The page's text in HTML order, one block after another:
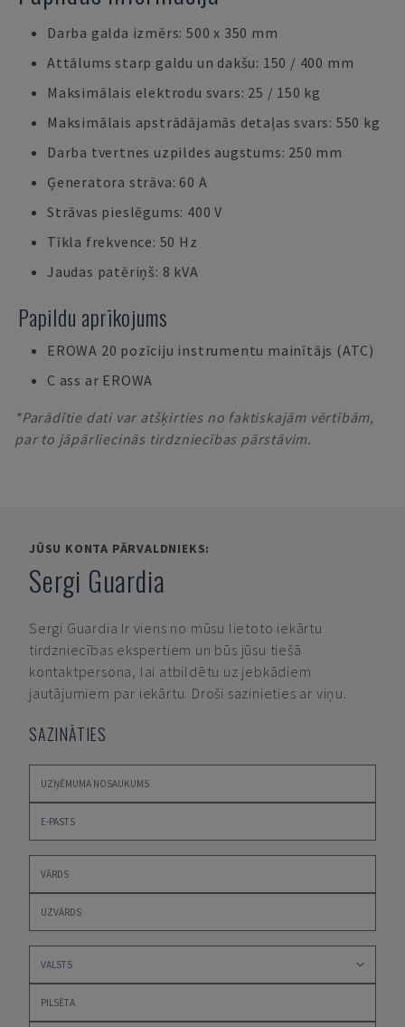
Darba galda izmērs: 500 x 350 mm
Attālums starp galdu un dakšu: 150 / 400 mm
Maksimālais elektrodu svars: 25 / 150 kg
Maksimālais apstrādājamās detaļas svars: 550 kg
Darba tvertnes uzpildes augstums: 250 mm
Ģeneratora strāva: 60 A
Strāvas pieslēgums: 400 V
Tīkla frekvence: 50 Hz
Jaudas patēriņš: 8 kVA
Papildu aprīkojums
EROWA 20 pozīciju instrumentu mainītājs (ATC)
C ass ar EROWA
*Parādītie dati var atšķirties no faktiskajām vērtībām,
par to jāpārliecinās tirdzniecības pārstāvim.
JŪSU KONTA PĀRVALDNIEKS:
Sergi Guardia
Sergi Guardia Ir viens no mūsu lietoto iekārtu
tirdzniecības ekspertiem un būs jūsu tiešā
kontaktpersona, lai atbildētu uz jebkādiem
jautājumiem par iekārtu. Droši sazinieties ar viņu.
SAZINĀTIES